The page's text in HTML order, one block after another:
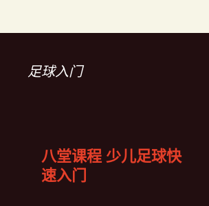
足球入门
八堂课程 少儿足球快
速入门